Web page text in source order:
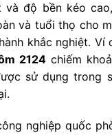
và độ bền kéo cao,
và tuổi thọ cho
khắc nghiệt. Ví
2124 chiếm
sử dụng trong
nghiệp quốc